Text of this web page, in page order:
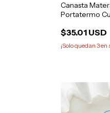
Canasta
Portatermo
$35.01 USD
¡Solo quedan 3en